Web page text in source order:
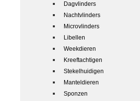
Dagvlinders
Nachtvlinders
Microvlinders
Libellen
Weekdieren
Kreeftachtigen
Stekelhuidigen
Manteldieren
Sponzen